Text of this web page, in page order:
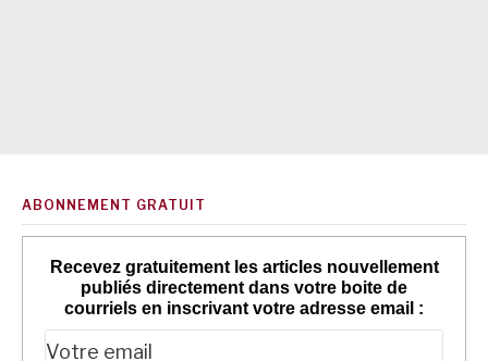
ABONNEMENT GRATUIT
Recevez gratuitement les articles nouvellement
publiés directement dans votre boite de
courriels en inscrivant votre adresse email :